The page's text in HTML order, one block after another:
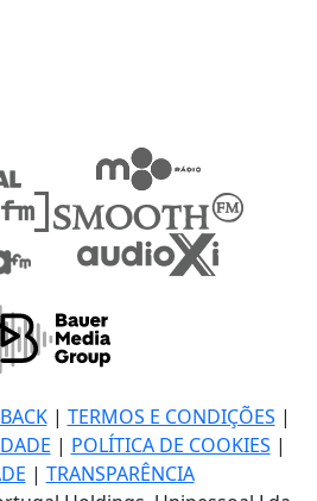
| TERMOS E CONDIÇÕES |
| POLÍTICA DE COOKIES |
| TRANSPARÊNCIA